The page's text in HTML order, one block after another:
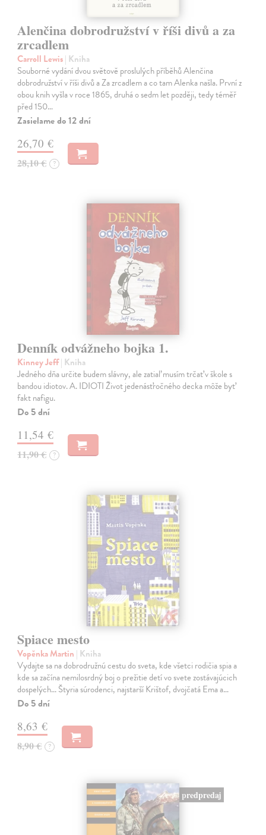
Alenčina dobrodružství v říši divů a za
zrcadlem
Carroll Lewis| Kniha
Souborné vydání dvou světově proslulých příběhů Alenčina
dobrodružství v říši divů a Za zrcadlem a co tam Alenka našla. První z
obou knih vyšla v roce 1865, druhá o sedm let později, tedy téměř
před 150…
Zasielame do 12 dní
26,70 €
28,10 € ?
Denník odvážneho bojka 1.
Kinney Jeff| Kniha
Jedného dňa určite budem slávny, ale zatiaľ musím trčať v škole s
bandou idiotov. A. IDIOTI Život jedenásťročného decka môže byť
fakt nafigu.
Do 5 dní
11,54 €
11,90 € ?
Spiace mesto
Vopěnka Martin | Kniha
Vydajte sa na dobrodružnú cestu do sveta, kde všetci rodičia spia a
kde sa začína nemilosrdný boj o prežitie detí vo svete zostávajúcich
dospelých... Štyria súrodenci, najstarší Krištof, dvojčatá Ema a…
Do 5 dní
8,63 €
8,90 € ?
predpredaj